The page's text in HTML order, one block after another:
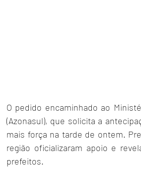
O pedido encaminhado ao
(Azonasul), que solicita a
mais força na tarde de ontem.
região oficializaram apoio e
prefeitos.